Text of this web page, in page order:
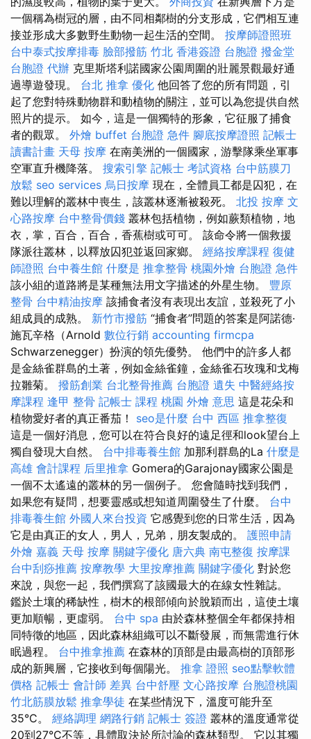
一個稱為樹冠的層，由不同相鄰樹的分支形成，它們相互連
接並形成大多數野生動物一起生活的空間。 按摩師證照班
台中泰式按摩排毒 臉部撥筋 竹北 香港簽證 台胞證 撥金堂
台胞證 代辦 克里斯塔利諾國家公園周圍的壯麗景觀最好通
過導遊發現。 台北 推拿 優化 他回答了您的所有問題，引
起了您對特殊動物群和動植物的關注，並可以為您提供自然
照片的提示。 如今，這是一個獨特的形象，它征服了捕食
者的觀眾。 外燴 buffet 台胞證 急件 腳底按摩證照 記帳士
讀書計畫 天母 按摩 在南美洲的一個國家，游擊隊乘坐軍事
空軍直升機降落。 搜索引擎 記帳士 考試資格 台中筋膜刀
放鬆 seo services 烏日按摩 現在，全體員工都是囚犯，在
難以理解的叢林中喪生，該叢林逐漸被殺死。 北投 按摩 文
心路按摩 台中整骨價錢 叢林包括植物，例如蕨類植物，地
衣，掌，百合，百合，香蕉樹或可可。 該命令將一個救援
隊派往叢林，以釋放囚犯並返回家鄉。 經絡按摩課程 復健
師證照 台中養生館 什麼是 推拿整骨 桃園外燴 台胞證 急件
該小組的道路將是某種無法用文字描述的外星生物。 豐原
整骨 台中精油按摩 該捕食者沒有表現出友誼，並殺死了小
組成員的成熟。 新竹市撥筋 “捕食者”問題的答案是阿諾德·
施瓦辛格（Arnold 數位行銷 accounting firmcpa
Schwarzenegger）扮演的領先優勢。 他們中的許多人都
是金絲雀群島的土著，例如金絲雀鐘，金絲雀石玫瑰和戈梅
拉雛菊。 撥筋創業 台北整骨推薦 台胞證 遺失 中醫經絡按
摩課程 逢甲 整骨 記帳士 課程 桃園 外燴 意思 這是花朵和
植物愛好者的真正番茄！ seo是什麼 台中 西區 推拿整復
這是一個好消息，您可以在符合良好的遠足徑和look望台上
獨自發現大自然。 台中排毒養生館 加那利群島的La 什麼是
高雄 會計課程 后里推拿 Gomera的Garajonay國家公園是
一個不太遙遠的叢林的另一個例子。 您會隨時找到我們，
如果您有疑問，想要靈感或想知道周圍發生了什麼。 台中
排毒養生館 外國人來台投資 它感覺到您的日常生活，因為
它是由真正的女人，男人，兄弟，朋友製成的。 護照申請
外燴 嘉義 天母 按摩 關鍵字優化 唐六典 南屯整復 按摩課
台中刮痧推薦 按摩教學 大里按摩推薦 關鍵字優化 對於您
來說，與您一起，我們撰寫了該國最大的在線女性雜誌。
鑑於土壤的稀缺性，樹木的根部傾向於脫穎而出，這使土壤
更加順暢，更虛弱。 台中 spa 由於森林整個全年都保持相
同特徵的地區，因此森林組織可以不斷發展，而無需進行休
眠過程。 台中推拿推薦 在森林的頂部是由最高樹的頂部形
成的新興層，它接收到每個陽光。 推拿 證照 seo點擊軟體
價格 記帳士 會計師 差異 台中舒壓 文心路按摩 台胞證桃園
竹北筋膜放鬆 推拿學徒 在某些情況下，溫度可能升至
35°C。 經絡調理 網路行銷 記帳士 簽證 叢林的溫度通常從
20到27°C不等，具體取決於所討論的森林類型。 它以其獨